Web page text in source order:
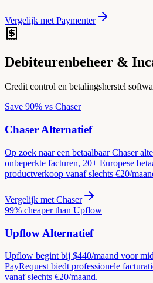
Vergelijk met Paymenter
Debiteurenbeheer &
Credit control en betalingsherstel
Save 90% vs Chaser
Chaser Alternatief
Op zoek naar een betaalbaar Chaser
onbeperkte facturen, 20+ Europese
productverkoop vanaf slechts €20/
Vergelijk met Chaser
99% cheaper than Upflow
Upflow Alternatief
Upflow begint bij $440/maand voor
PayRequest biedt professionele
vanaf slechts €20/maand.